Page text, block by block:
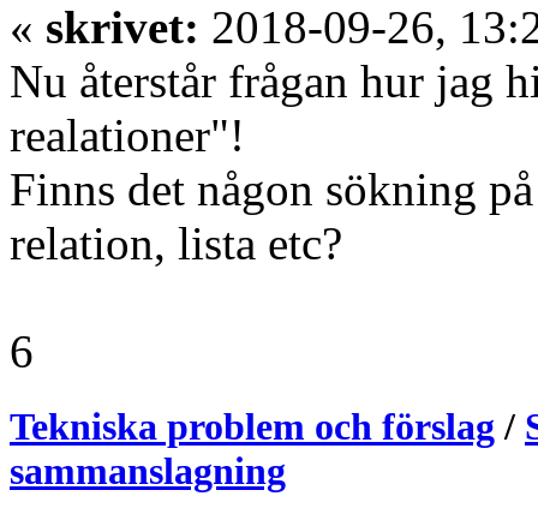
« skrivet: 2018-09-26,
Nu återstår frågan hur jag
realationer"!
Finns det någon sökning
relation, lista etc?
6
Tekniska problem och förslag/
sammanslagning